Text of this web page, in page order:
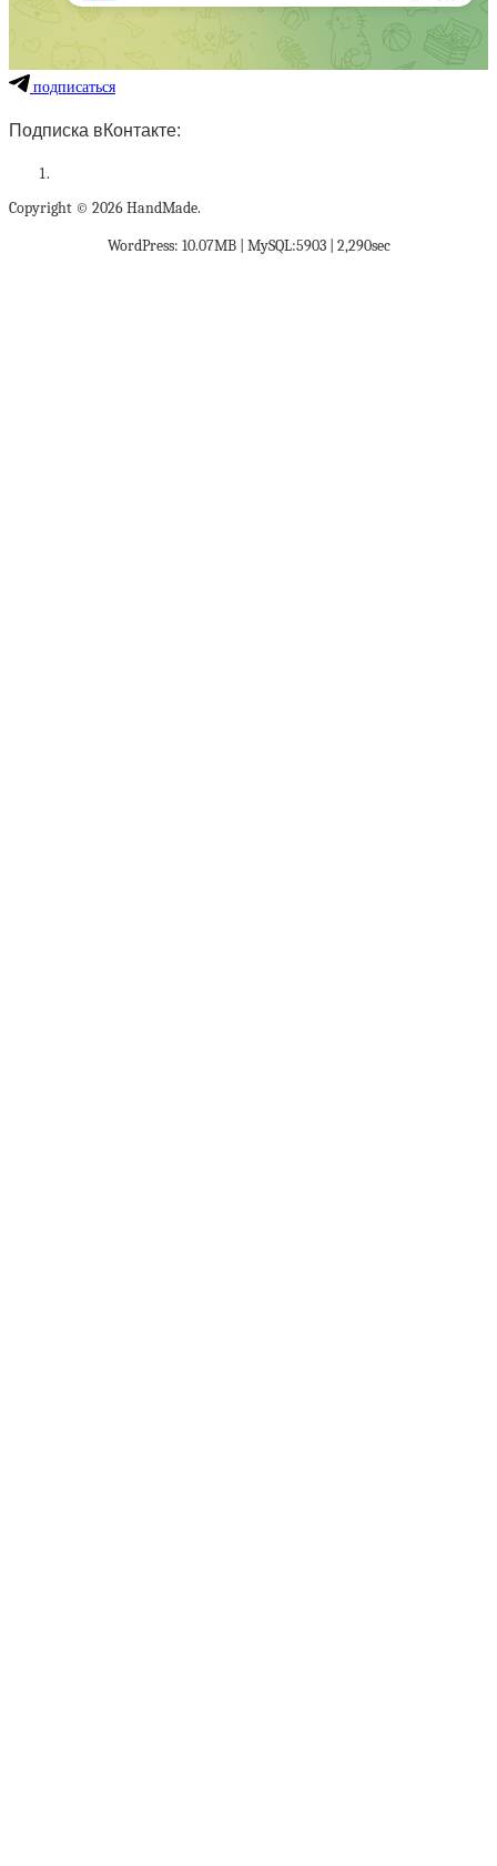
подписаться
Подписка вКонтакте:
Copyright © 2026 HandMade.
WordPress: 10.07MB | MySQL:5903 | 2,290sec